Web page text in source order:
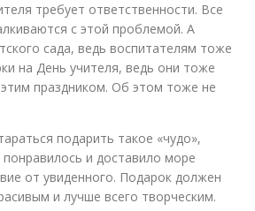
требует ответственности. Все
с этой проблемой. А
сада, ведь воспитателям тоже
на День учителя, ведь они тоже
праздником. Об этом тоже не
подарить такое «чудо»,
и доставило море
от увиденного. Подарок должен
и лучше всего творческим.